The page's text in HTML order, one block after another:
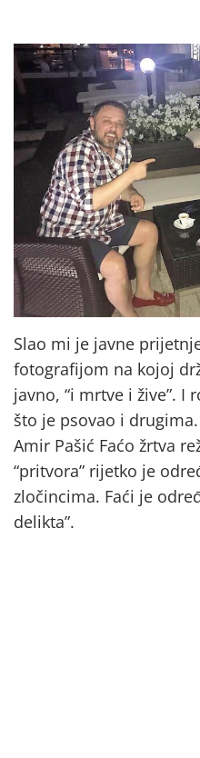
Slao mi je javne
fotografijom na kojoj
javno, “i mrtve i žive”. I
što je psovao i
Amir Pašić Faćo žrtva
“pritvora” rijetko je
zločincima. Faći je
delikta”.